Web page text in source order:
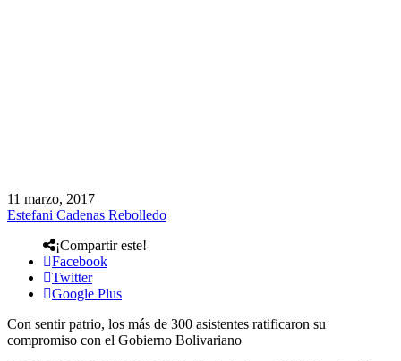
11 marzo, 2017
Estefani Cadenas Rebolledo
¡Compartir este!
Facebook
Twitter
Google Plus
Con sentir patrio, los más de 300 asistentes ratificaron su
compromiso con el Gobierno Bolivariano